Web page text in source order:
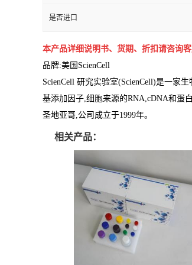
是否进口
本产品详细说明书、货期、折扣请咨询
品牌:美国ScienCell
ScienCell 研究实验室(ScienCell)是一家
基添加因子,细胞来源的RNA,cDNA和蛋
圣地亚哥,公司成立于1999年。
相关产品：